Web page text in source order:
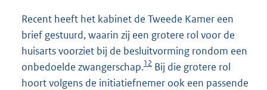
Recent heeft het kabinet de Tweede Kamer een
brief gestuurd, waarin zij een grotere rol voor de
huisarts voorziet bij de besluitvorming rondom een
onbedoelde zwangerschap.12 Bij die grotere rol
hoort volgens de initiatiefnemer ook een passende